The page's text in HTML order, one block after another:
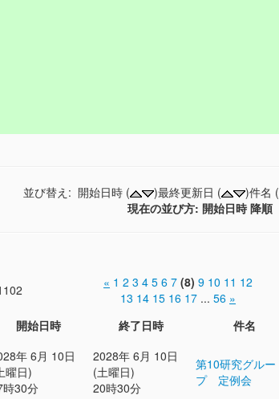
並び替え: 開始日時 ( )最終更新日 ( )件名 (
現在の並び方: 開始日時 降順
« 1 2 3 4 5 6 7 (8) 9 10 11 12
13 14 15 16 17 ... 56 »
開始日時 終了日時 件名
年 6月 10日
曜日)
時30分
2028年 6月 10日
(土曜日)
20時30分
第10研究グルー
プ 定例会